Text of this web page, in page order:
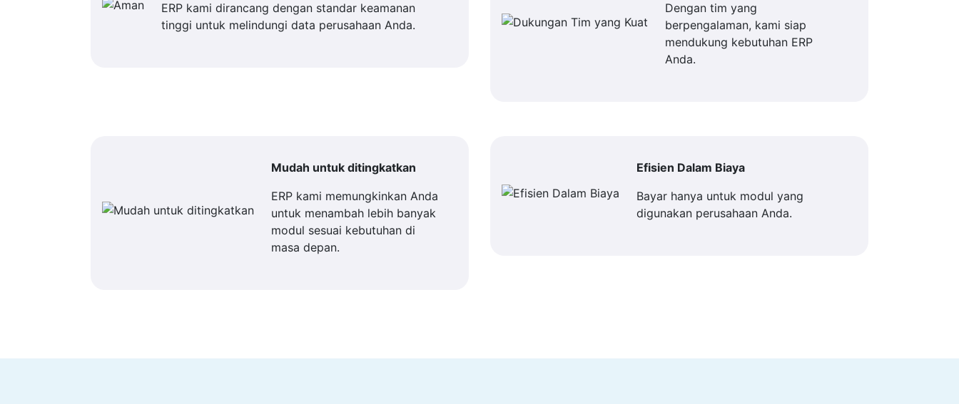
ERP kami dirancang dengan standar keamanan
tinggi untuk melindungi data perusahaan Anda.
Dengan tim yang
berpengalaman, kami siap
mendukung kebutuhan ERP
Anda.
Mudah untuk ditingkatkan
ERP kami memungkinkan Anda
untuk menambah lebih banyak
modul sesuai kebutuhan di
masa depan.
Efisien Dalam Biaya
Bayar hanya untuk modul yang
digunakan perusahaan Anda.